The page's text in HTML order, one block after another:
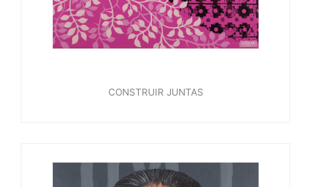
CONSTRUIR JUNTAS